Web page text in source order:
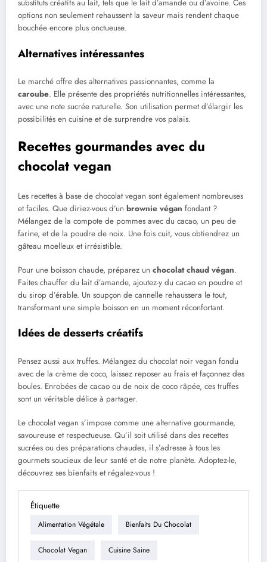
substituts créatifs au lait, tels que le lait d’amande ou d’avoine. Ces
options non seulement rehaussent la saveur mais rendent chaque
bouchée encore plus onctueuse.
Alternatives intéressantes
Le marché offre des alternatives passionnantes, comme la
caroube. Elle présente des propriétés nutritionnelles intéressantes,
avec une note sucrée naturelle. Son utilisation permet d’élargir les
possibilités en cuisine et de surprendre vos palais.
Recettes gourmandes avec du
chocolat vegan
Les recettes à base de chocolat vegan sont également nombreuses
et faciles. Que diriez-vous d’un brownie végan fondant ?
Mélangez de la compote de pommes avec du cacao, un peu de
farine, et de la poudre de noix. Une fois cuit, vous obtiendrez un
gâteau moelleux et irrésistible.
Pour une boisson chaude, préparez un chocolat chaud végan.
Faites chauffer du lait d’amande, ajoutez-y du cacao en poudre et
du sirop d’érable. Un soupçon de cannelle rehaussera le tout,
transformant une simple boisson en un moment réconfortant.
Idées de desserts créatifs
Pensez aussi aux truffes. Mélangez du chocolat noir vegan fondu
avec de la crème de coco, laissez reposer au frais et façonnez des
boules. Enrobées de cacao ou de noix de coco râpée, ces truffes
sont un véritable délice à partager.
Le chocolat vegan s’impose comme une alternative gourmande,
savoureuse et respectueuse. Qu’il soit utilisé dans des recettes
sucrées ou des préparations chaudes, il s’adresse à tous les
gourmets soucieux de leur santé et de notre planète. Adoptez-le,
découvrez ses bienfaits et régalez-vous !
Étiquette
Alimentation Végétale Bienfaits Du Chocolat
Chocolat Vegan Cuisine Saine